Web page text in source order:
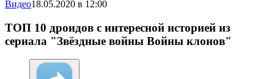
Видео18.05.2020 в 12:00
ТОП 10 дроидов с интересной историей из
сериала "Звёздные войны Войны клонов"